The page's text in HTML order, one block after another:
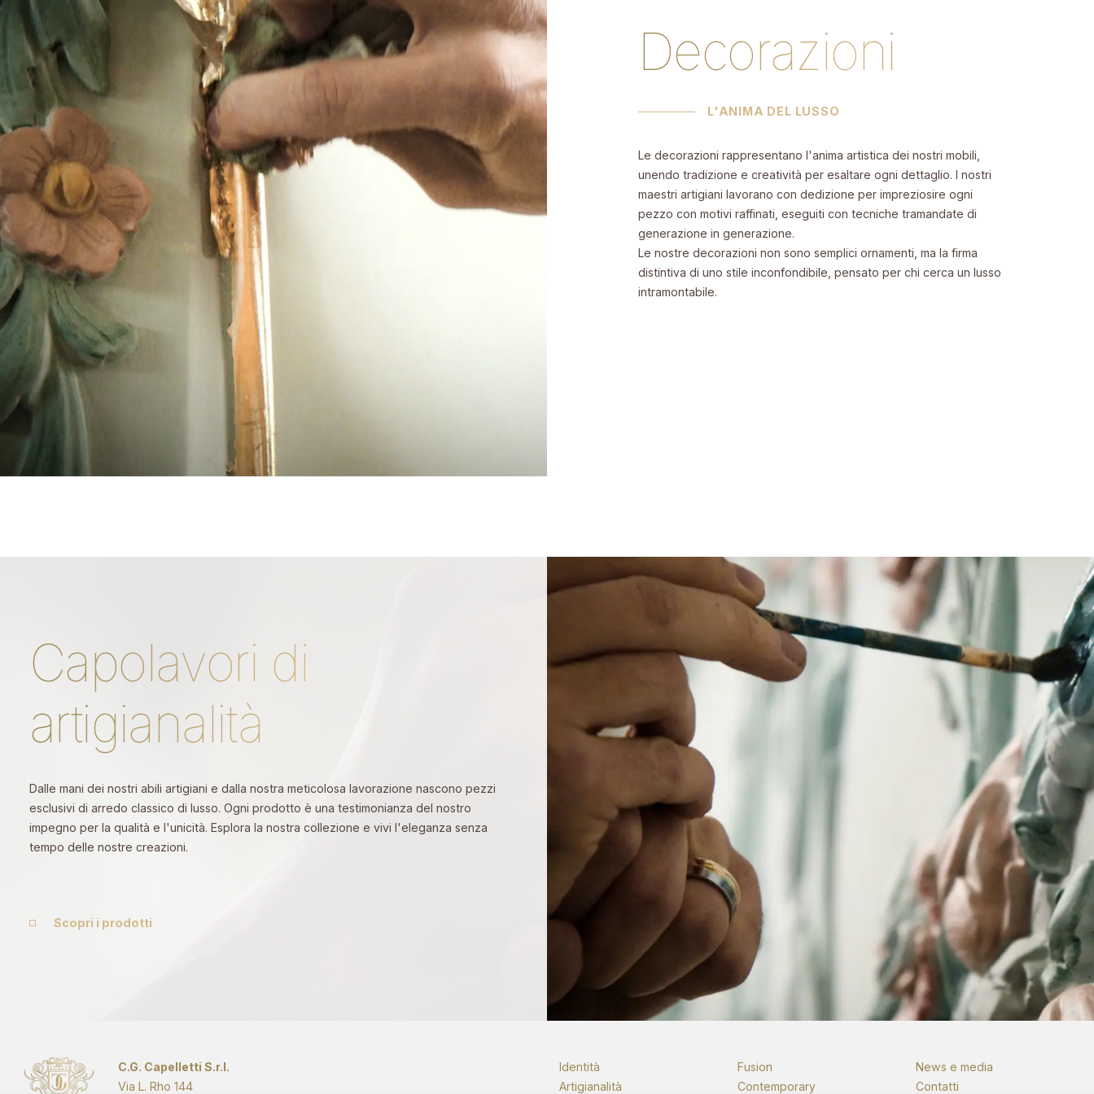
SEGUICI Decorazioni
L'ANIMA DEL LUSSO
Le decorazioni rappresentano l'anima artistica dei nostri mobili,
unendo tradizione e creatività per esaltare ogni dettaglio. I nostri
maestri artigiani lavorano con dedizione per impreziosire ogni
pezzo con motivi raffinati, eseguiti con tecniche tramandate di
generazione in generazione.
Le nostre decorazioni non sono semplici ornamenti, ma la firma
distintiva di uno stile inconfondibile, pensato per chi cerca un lusso
intramontabile.
Capolavori di
artigianalità
Dalle mani dei nostri abili artigiani e dalla nostra meticolosa lavorazione nascono pezzi
esclusivi di arredo classico di lusso. Ogni prodotto è una testimonianza del nostro
impegno per la qualità e l'unicità. Esplora la nostra collezione e vivi l'eleganza senza
tempo delle nostre creazioni.
Scopri i prodotti
C.G. Capelletti S.r.l.
Via L. Rho 144
Identità
Artigianalità
Fusion
Contemporary
News e media
Contatti